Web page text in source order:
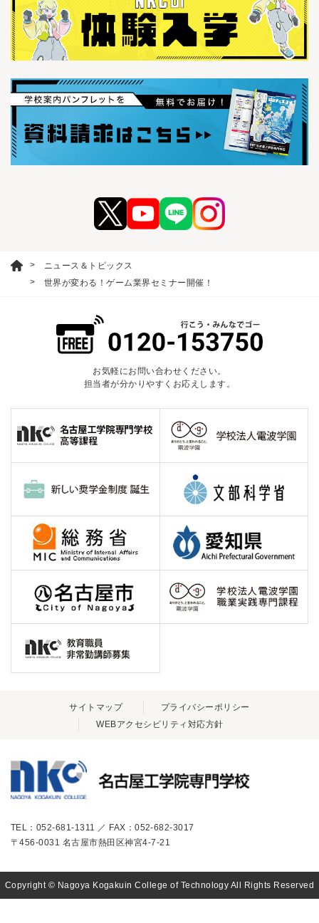
ニュース＆トピックス
世界が変わる！ゲーム業界セミナー開催！
お気軽にお問い合わせください。
担当者が分かりやすくお応えします。
サイトマップ
プライバシーポリシー
WEBアクセシビリティ対応方針
TEL：052-681-1311 ／ FAX：052-682-3017
〒456-0031 名古屋市熱田区神宮4-7-21
Copyright © Nagoya Kogakuin College of Technology All Rights Reserved